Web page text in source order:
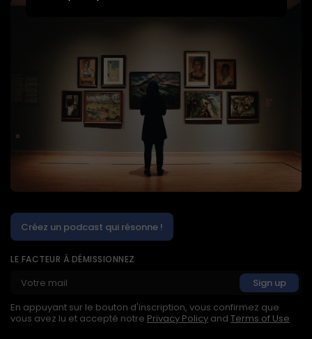
Créez un podcast qui résonne !
LE FACTEUR À DÉMISSIONNEZ
En appuyant sur le bouton d'inscription, vous confirmez que
vous avez lu et accepté notre Privacy Policy and Terms of Use